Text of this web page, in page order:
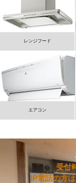
レンジフード
エアコン
受付
IP電話の方